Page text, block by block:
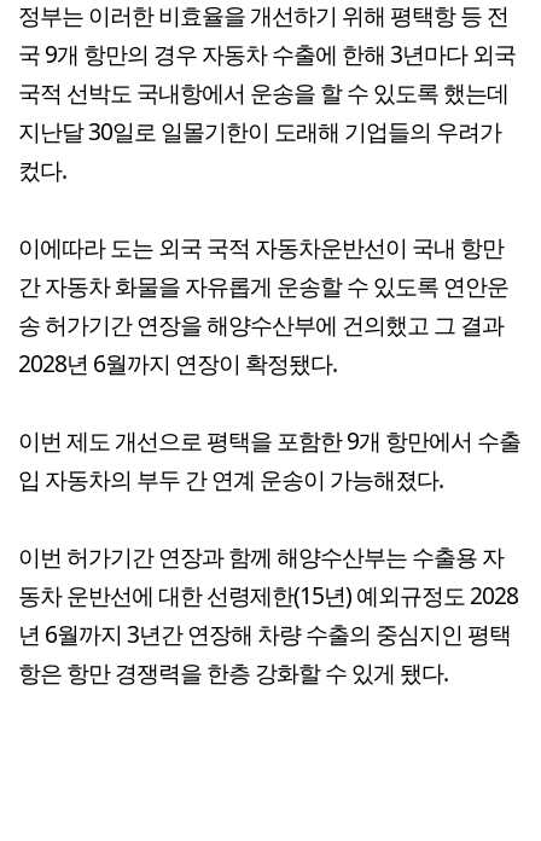
정부는 이러한 비효율을 개선하기 위해 평택항 등 전
국 9개 항만의 경우 자동차 수출에 한해 3년마다 외국
국적 선박도 국내항에서 운송을 할 수 있도록 했는데
지난달 30일로 일몰기한이 도래해 기업들의 우려가
컸다.
이에따라 도는 외국 국적 자동차운반선이 국내 항만
간 자동차 화물을 자유롭게 운송할 수 있도록 연안운
송 허가기간 연장을 해양수산부에 건의했고 그 결과
2028년 6월까지 연장이 확정됐다.
이번 제도 개선으로 평택을 포함한 9개 항만에서 수출
입 자동차의 부두 간 연계 운송이 가능해졌다.
이번 허가기간 연장과 함께 해양수산부는 수출용 자
동차 운반선에 대한 선령제한(15년) 예외규정도 2028
년 6월까지 3년간 연장해 차량 수출의 중심지인 평택
항은 항만 경쟁력을 한층 강화할 수 있게 됐다.